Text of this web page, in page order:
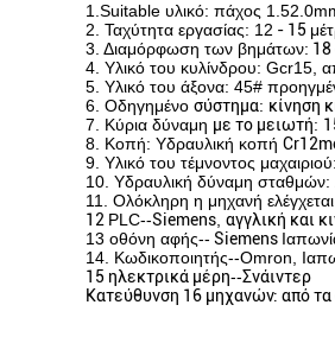
1.Suitable υλικό: πάχος
2. Ταχύτητα εργασίας: 12 - 15
3. Διαμόρφωση των βημάτων: 18
4. Υλικό του κυλίνδρου: Gcr15,
5. Υλικό του άξονα: 45#
6. Οδηγημένο σύστημα: κίνηση
7. Κύρια δύναμη με το μειωτή:
8. Κοπή: Υδραυλική κοπή
9. Υλικό του τέμνοντος
10. Υδραυλική δύναμη σταθμών:
11. Ολόκληρη η μηχανή
12 PLC--Siemens αγγλική και
13 οθόνη αφής-- Siemens
14. Κωδικοποιητής--Omron,
15 ηλεκτρικά μέρη--Σνάιντερ
Κατεύθυνση 16 μηχανών: από τα